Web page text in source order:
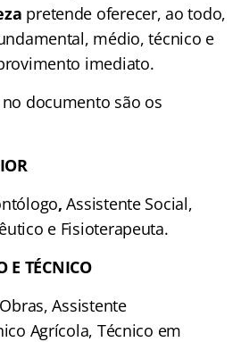
pretende oferecer, ao todo,
médio, técnico e
imediato.
documento são os
,Assistente Social,
e Fisioterapeuta.
E TÉCNICO
Assistente
Agrícola, Técnico em